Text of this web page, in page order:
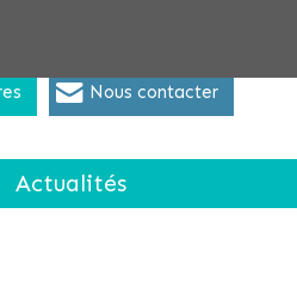
Nous contacter
Actualités